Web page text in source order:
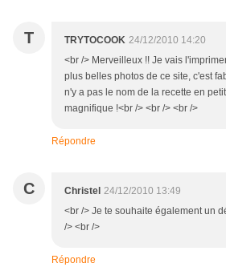
T TRYTOCOOK 24/12/2010 14:20
<br /> Merveilleux !! Je vais
plus belles photos de ce site, c'est
n'y a pas le nom de la recette en
magnifique !<br /> <br /> <br />
Répondre
C Christel 24/12/2010 13:49
<br /> Je te souhaite également un
/> <br />
Répondre